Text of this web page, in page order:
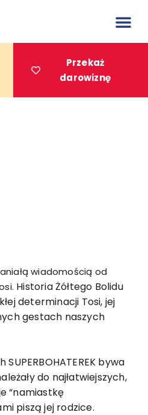
Przekaż
darowiznę
wiadomością od
Historia Żółtego Bolidu
determinacji Tosi, jej
gestach naszych
bywa
do najłatwiejszych,
“namiastkę
piszą jej rodzice.